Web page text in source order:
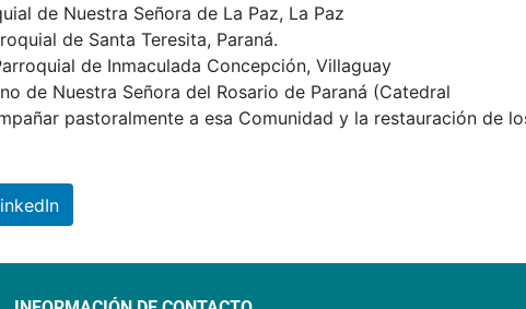
de Nuestra Señora de La Paz, La Paz
de Santa Teresita, Paraná.
de Inmaculada Concepción, Villaguay
de Nuestra Señora del Rosario de Paraná (Catedral
pastoralmente a esa Comunidad y la restauración de